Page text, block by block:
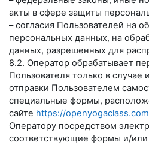
акты в сфере защиты
– согласия Пользователей на
персональных данных, на
данных, разрешенных для
8.2. Оператор обрабатывает
Пользователя только в случае
отправки Пользователем
специальные формы,
сайте https://openyogaclass.com
Оператору посредством
соответствующие формы и/или